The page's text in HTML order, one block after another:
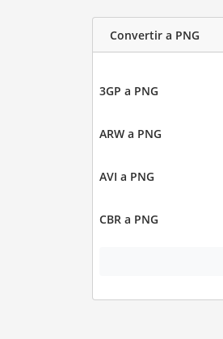
Convertir a PNG
3GP a PNG
ARW a PNG
AVI a PNG
CBR a PNG